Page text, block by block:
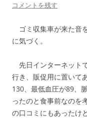
コメントを残す
ゴミ収集車が来た音
に気づく。
先日インターネット
行き、販促用に置いて
130、最低血圧が89、
ったのと食事前なのを
の口コミにもあったけ